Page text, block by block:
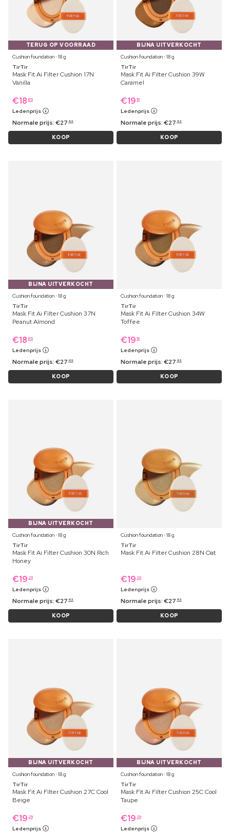
TERUG OP VOORRAAD
Cushion foundation ⋅ 18 g
TirTir
Mask Fit Ai Filter Cushion 17N
Vanilla
€18 89
Ledenprijs
Normale prijs:€27 49
KOOP
BIJNA UITVERKOCHT
Cushion foundation ⋅ 18 g
TirTir
Mask Fit Ai Filter Cushion 39W
Caramel
€19 19
Ledenprijs
Normale prijs:€27 49
KOOP
BIJNA UITVERKOCHT
Cushion foundation ⋅ 18 g
TirTir
Mask Fit Ai Filter Cushion 37N
Peanut Almond
€18 89
Ledenprijs
Normale prijs:€27 49
KOOP
Cushion foundation ⋅ 18 g
TirTir
Mask Fit Ai Filter Cushion 34W
Toffee
€19 19
Ledenprijs
Normale prijs:€27 49
KOOP
BIJNA UITVERKOCHT
Cushion foundation ⋅ 18 g
TirTir
Mask Fit Ai Filter Cushion 30N Rich
Honey
€19 29
Ledenprijs
Normale prijs:€27 49
KOOP
Cushion foundation ⋅ 18 g
TirTir
Mask Fit Ai Filter Cushion 28N Oat
€19 29
Ledenprijs
Normale prijs:€27 49
KOOP
BIJNA UITVERKOCHT
Cushion foundation ⋅ 18 g
TirTir
Mask Fit Ai Filter Cushion 27C Cool
Beige
€19 29
Ledenprijs
BIJNA UITVERKOCHT
Cushion foundation ⋅ 18 g
TirTir
Mask Fit Ai Filter Cushion 25C Cool
Taupe
€19 29
Ledenprijs